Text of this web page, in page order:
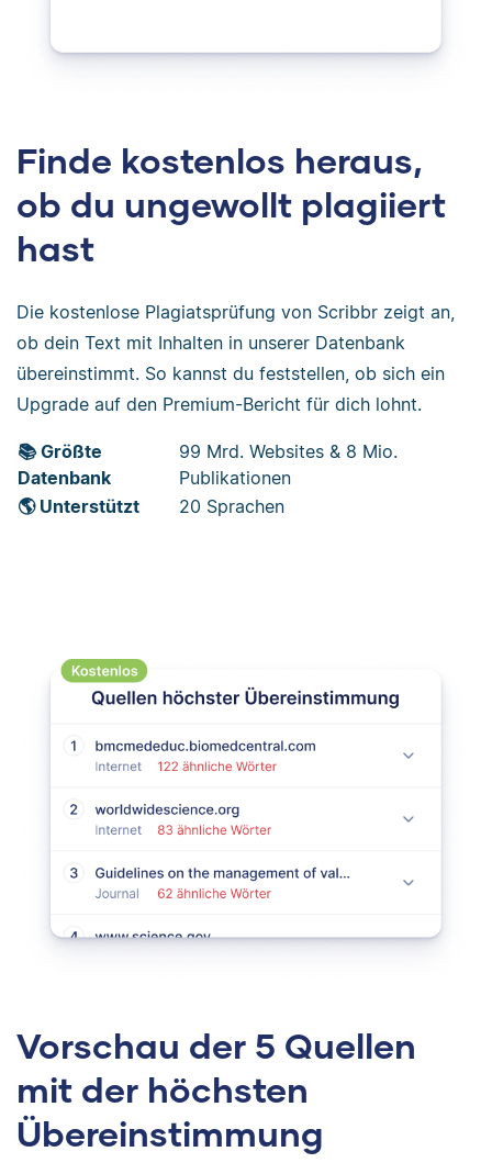
Finde kostenlos heraus,
ob du ungewollt plagiiert
hast
Die kostenlose Plagiatsprüfung von Scribbr zeigt an,
ob dein Text mit Inhalten in unserer Datenbank
übereinstimmt. So kannst du feststellen, ob sich ein
Upgrade auf den Premium-Bericht für dich lohnt.
📚 Größte
Datenbank
99 Mrd. Websites & 8 Mio.
Publikationen
🌎 Unterstützt
20 Sprachen
Vorschau der 5 Quellen
mit der höchsten
Übereinstimmung